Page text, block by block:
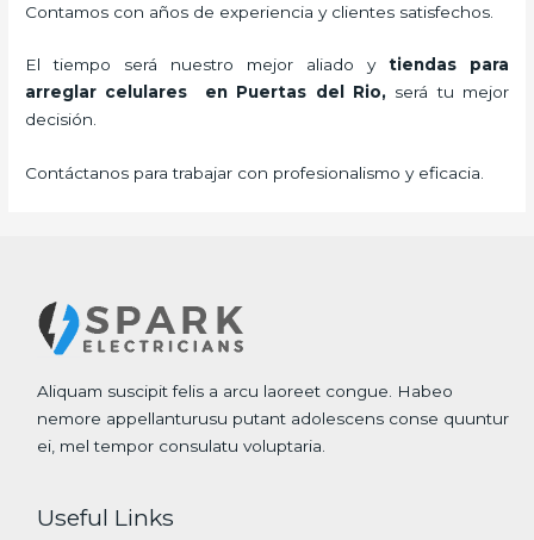
Contamos con años de experiencia y clientes satisfechos.
El tiempo será nuestro mejor aliado y tiendas para
arreglar celulares en Puertas del Rio, será tu mejor
decisión.
Contáctanos para trabajar con profesionalismo y eficacia.
Aliquam suscipit felis a arcu laoreet congue. Habeo
nemore appellanturusu putant adolescens conse quuntur
ei, mel tempor consulatu voluptaria.
Useful Links